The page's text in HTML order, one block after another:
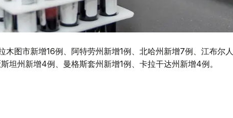
图市新增16例、阿特劳州新增1例、北哈州新增7例、江布尔人
坦州新增4例、曼格斯套州新增1例、卡拉干达州新增4例。